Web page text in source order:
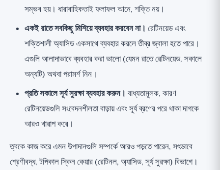
সম্ভব হয়। ধারাবাহিকতাই ফলাফল আনে, শক্তি নয়।
একই রাতে সবকিছু মিশিয়ে ব্যবহার করবেন না। রেটিনয়েড এবং
শক্তিশালী অ্যাসিড একসাথে ব্যবহার করলে তীব্র জ্বালা হতে পারে।
এগুলি আলাদাভাবে ব্যবহার করা ভালো (যেমন রাতে রেটিনয়েড, সকালে
অন্যটি) অথবা পরামর্শ নিন।
প্রতি সকালে সূর্য সুরক্ষা ব্যবহার করুন। বাধ্যতামূলক, কারণ
রেটিনয়েডগুলি সংবেদনশীলতা বাড়ায় এবং সূর্য ব্রণের পরে থাকা দাগকে
আরও খারাপ করে।
ত্বকে কাজ করে এমন উপাদানগুলি সম্পর্কে আরও পড়তে পারেন, সৎভাবে
শ্রেণীবদ্ধ,টপিকাল স্কিন কেয়ার (রেটিনল, অ্যাসিড, সূর্য সুরক্ষা) বিভাগে।